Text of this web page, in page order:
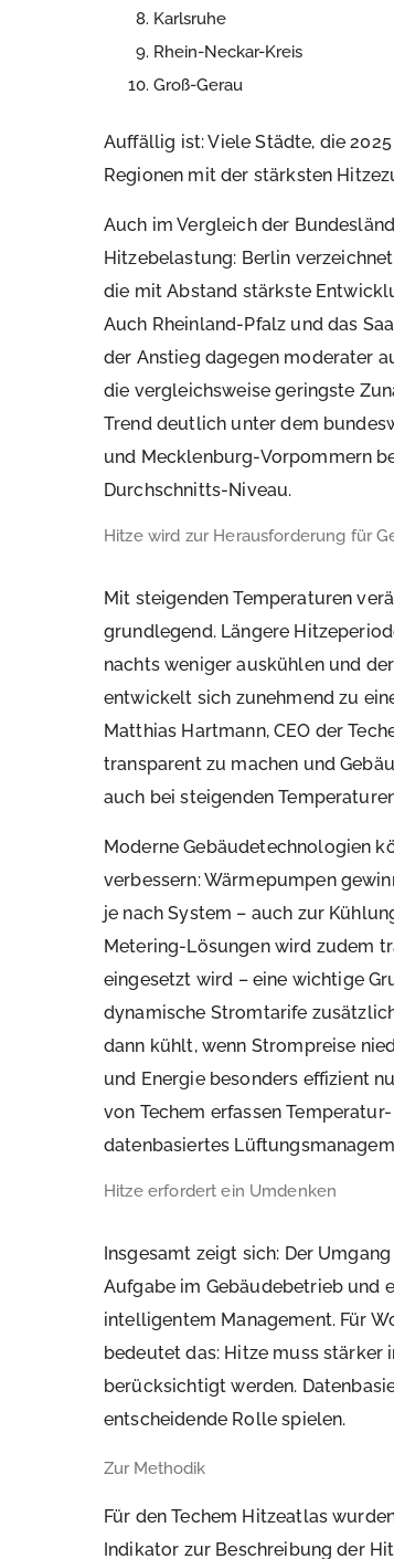
Karlsruhe
Rhein-Neckar-Kreis
Groß-Gerau
Auffällig ist: Viele Städte, die
Regionen mit der stärksten
Auch im Vergleich der
Hitzebelastung: Berlin
die mit Abstand stärkste
Auch Rheinland-Pfalz und das
der Anstieg dagegen moderater
die vergleichsweise geringste
Trend deutlich unter dem
und Mecklenburg-Vorpommern
Durchschnitts-Niveau.
Hitze wird zur Herausforderung für
Mit steigenden Temperaturen
grundlegend. Längere
nachts weniger auskühlen und
entwickelt sich zunehmend zu
Matthias Hartmann, CEO der
transparent zu machen und
auch bei steigenden
Moderne Gebäudetechnologien
verbessern: Wärmepumpen
je nach System – auch zur
Metering-Lösungen wird zudem
eingesetzt wird – eine wichtige
dynamische Stromtarife
dann kühlt, wenn Strompreise
und Energie besonders effizient
von Techem erfassen
datenbasiertes
Hitze erfordert ein Umdenken
Insgesamt zeigt sich: Der
Aufgabe im Gebäudebetrieb und
intelligentem Management. Für
bedeutet das: Hitze muss stärker
berücksichtigt werden.
entscheidende Rolle spielen.
Zur Methodik
Für den Techem Hitzeatlas
Indikator zur Beschreibung der